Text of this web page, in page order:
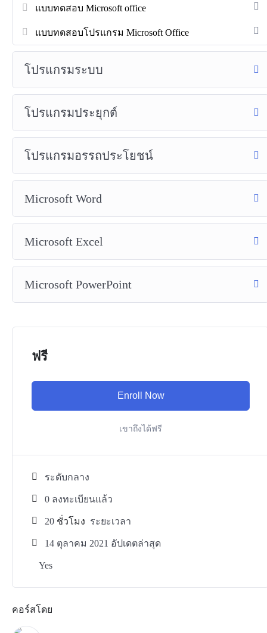
แบบทดสอบ Microsoft office
แบบทดสอบโปรแกรม Microsoft Office
โปรแกรมระบบ
โปรแกรมประยุกต์
โปรแกรมอรรถประโยชน์
Microsoft Word
Microsoft Excel
Microsoft PowerPoint
ฟรี
Enroll Now
เขาถึงได้ฟรี
ระดับกลาง
0 ลงทะเบียนแล้ว
20 ชั่วโมง ระยะเวลา
14 ตุลาคม 2021 อัปเดตล่าสุด
Yes
คอร์สโดย